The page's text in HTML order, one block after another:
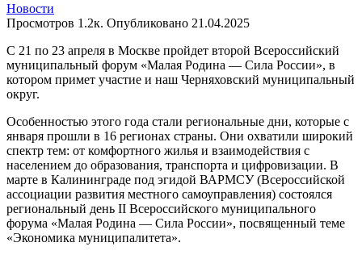
Новости
Просмотров 1.2к. Опубликовано 21.04.2025
С 21 по 23 апреля в Москве пройдет второй Всероссийский
муниципальный форум «Малая Родина — Сила России», в
котором примет участие и наш Черняховский муниципальный
округ.
Особенностью этого года стали региональные дни, которые с
января прошли в 16 регионах страны. Они охватили широкий
спектр тем: от комфортного жилья и взаимодействия с
населением до образования, транспорта и цифровизации. В
марте в Калининграде под эгидой ВАРМСУ (Всероссийской
ассоциации развития местного самоуправления) состоялся
региональный день II Всероссийского муниципального
форума «Малая Родина — Сила России», посвященный теме
«Экономика муниципалитета».